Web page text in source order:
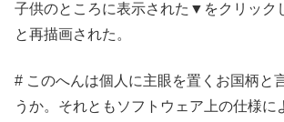
子供のところに表示された▼をクリック
と再描画された。
# このへんは個人に主眼を置くお国柄と
うか。それともソフトウェア上の仕様に